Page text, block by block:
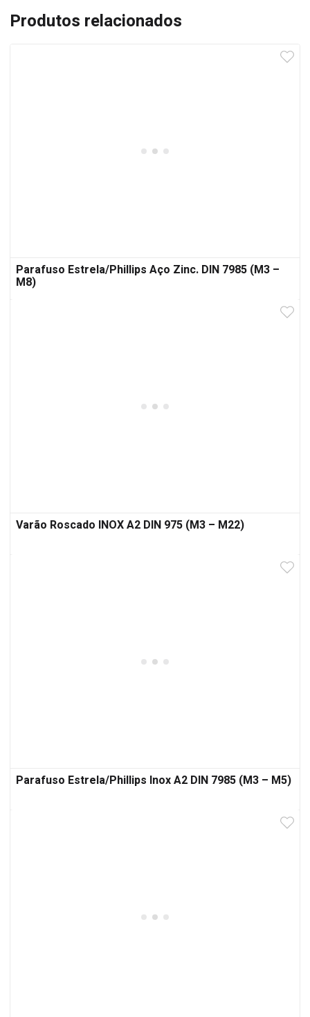
Produtos relacionados
Parafuso Estrela/Phillips Aço Zinc. DIN 7985 (M3 –
M8)
Varão Roscado INOX A2 DIN 975 (M3 – M22)
Parafuso Estrela/Phillips Inox A2 DIN 7985 (M3 – M5)